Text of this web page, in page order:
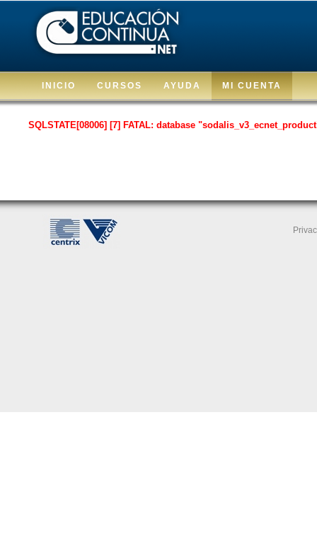
INICIO CURSOS AYUDA MI CUENTA
SQLSTATE[08006] [7] FATAL: database